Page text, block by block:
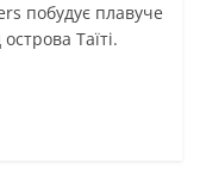
побудує плавуче
Таїті.